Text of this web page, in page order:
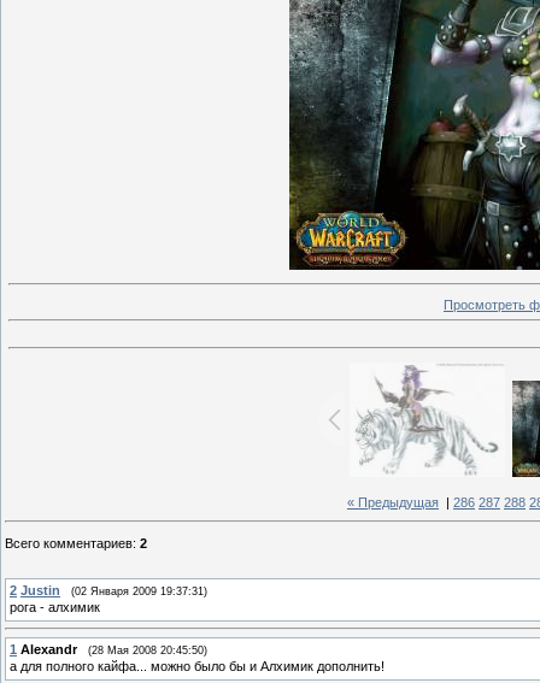
Просмотреть
« Предыдущая 286 287 288
Всего комментариев: 2
2 Justin (02 Января 2009 19:37:31)
рога - алхимик
1 Alexandr (28 Мая 2008 20:45:50)
а для полного кайфа... можно было бы и Алхимик дополнить!